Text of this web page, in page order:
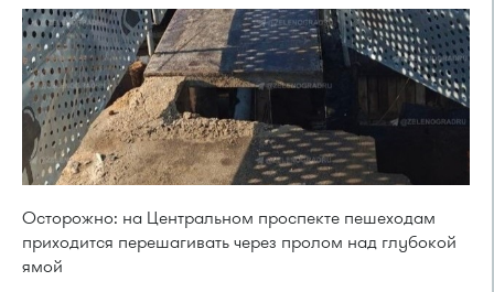
Осторожно: на Центральном проспекте пешеходам
приходится перешагивать через пролом над глубокой
ямой